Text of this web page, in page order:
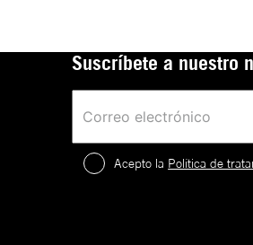
Suscríbete a nuestro
Acepto la Política de